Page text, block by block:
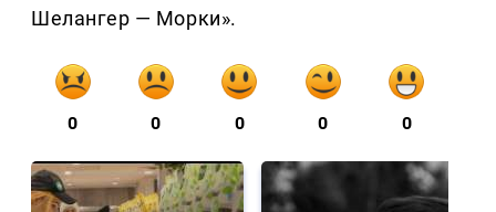
Шелангер — Морки».
0 0 0 0 0